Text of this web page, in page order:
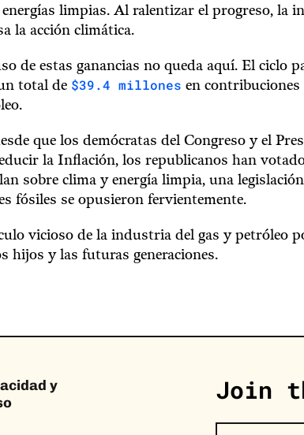
limpias. Al ralentizar el progreso, la
la acción climática.
de estas ganancias no queda aquí. El ciclo
total de $39.4 millones en contribuciones
que los demócratas del Congreso y el
la Inflación, los republicanos han
sobre clima y energía limpia, una
fósiles se opusieron fervientemente.
vicioso de la industria del gas y petróleo
hijos y las futuras generaciones.
y
Join